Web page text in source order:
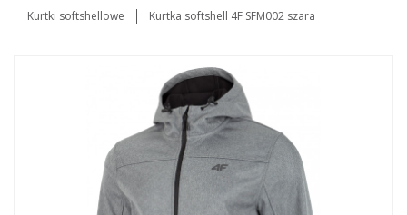
Kurtki softshellowe
Kurtka softshell 4F SFM002 szara